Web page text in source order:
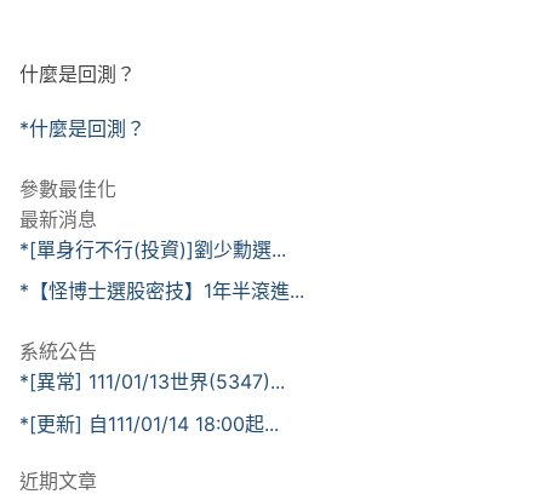
什麼是回測？
*什麼是回測？
參數最佳化
最新消息
*[單身行不行(投資)]劉少勳選...
*【怪博士選股密技】1年半滾進...
系統公告
*[異常] 111/01/13世界(5347)...
*[更新] 自111/01/14 18:00起...
近期文章